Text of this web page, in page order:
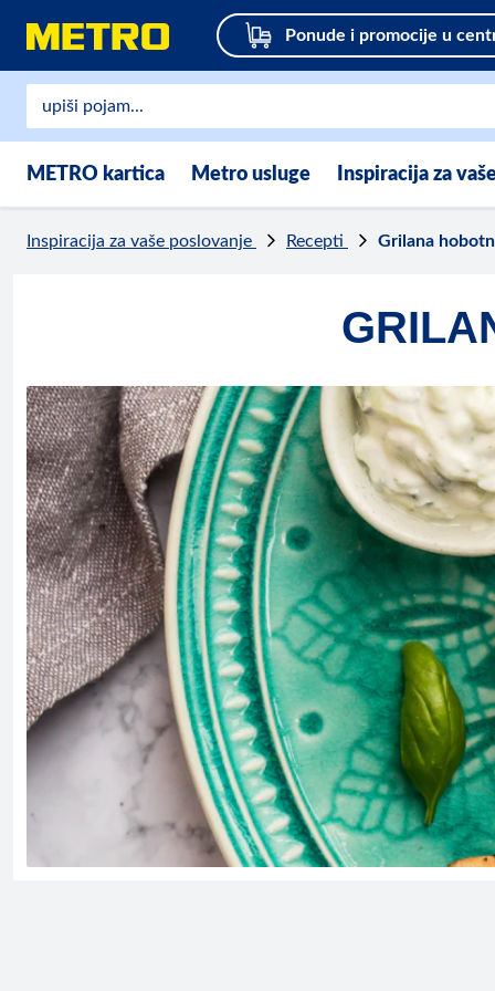
Ponude i promocije u
METRO kartica Metro usluge Inspiracija za
Inspiracija za vaše poslovanje Recepti Grilana